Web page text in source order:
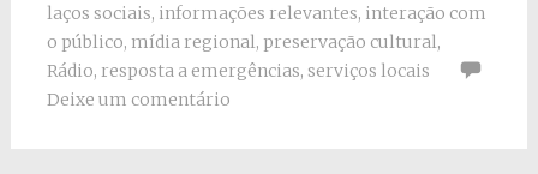
laços sociais, informações relevantes, interação com
o público, mídia regional, preservação cultural,
Rádio, resposta a emergências, serviços locais
Deixe um comentário